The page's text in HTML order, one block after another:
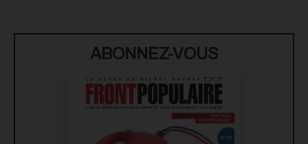
ABONNEZ-VOUS